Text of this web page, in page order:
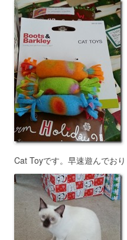
Cat Toyです。早速遊んでおり